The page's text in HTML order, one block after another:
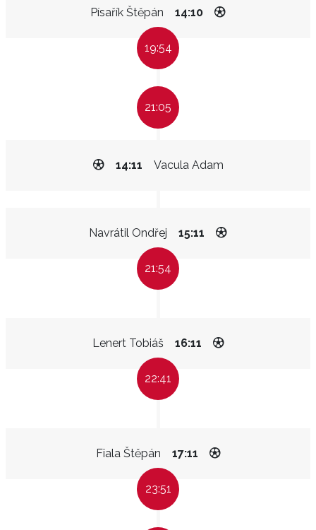
Písařík Štěpán 14:10
19:54
21:05
Vacula Adam
14:11
Navrátil Ondřej 15:11
21:54
Lenert Tobiáš 16:11
22:41
Fiala Štěpán 17:11
23:51